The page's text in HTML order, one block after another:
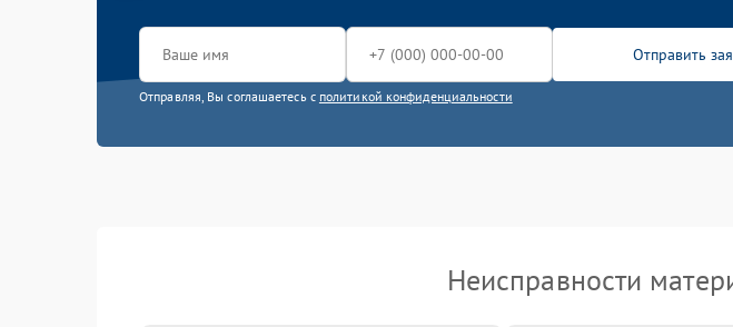
Отправить
Отправляя, Вы соглашаетесь с политикой конфиденциальности
Неисправности